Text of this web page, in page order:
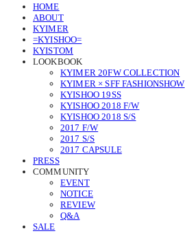
HOME
ABOUT
KYIMER
=KYISHOO=
KYISTOM
LOOKBOOK
KYIMER 20FW COLLECTION
KYIMER × SFF FASHIONSHOW
KYISHOO 19SS
KYISHOO 2018 F/W
KYISHOO 2018 S/S
2017 F/W
2017 S/S
2017 CAPSULE
PRESS
COMMUNITY
EVENT
NOTICE
REVIEW
Q&A
SALE